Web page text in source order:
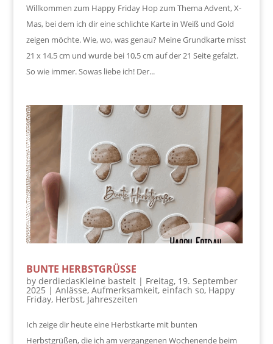
Willkommen zum Happy Friday Hop zum Thema Advent, X-
Mas, bei dem ich dir eine schlichte Karte in Weiß und Gold
zeigen möchte. Wie, wo, was genau? Meine Grundkarte misst
21 x 14,5 cm und wurde bei 10,5 cm auf der 21 Seite gefalzt.
So wie immer. Sowas liebe ich! Der...
BUNTE HERBSTGRÜSSE
by derdiedasKleine bastelt| Freitag, 19. September
2025 | Anlässe, Aufmerksamkeit, einfach so, Happy
Friday, Herbst, Jahreszeiten
Ich zeige dir heute eine Herbstkarte mit bunten
Herbstgrüßen, die ich am vergangenen Wochenende beim